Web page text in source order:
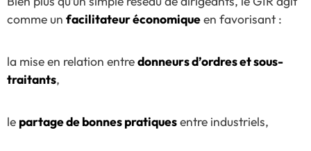
comme un facilitateur économiqueen favorisant :
la mise en relation entredonneurs d’ordres et sous-
traitants,
le partage de bonnes pratiquesentre industriels,